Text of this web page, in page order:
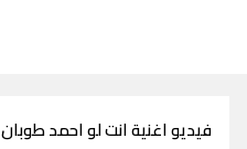
فيديو اغنية انت لو احمد طوبان